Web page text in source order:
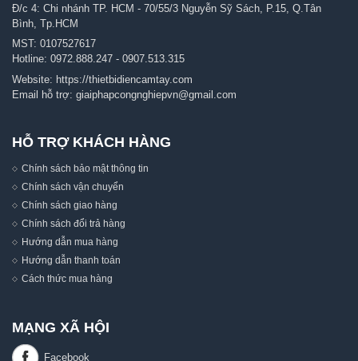
Đ/c 4: Chi nhánh TP. HCM - 70/55/3 Nguyễn Sỹ Sách, P.15, Q.Tân
Bình, Tp.HCM
MST: 0107527617
Hotline: 0972.888.247 - 0907.513.315
Website: https://thietbidiencamtay.com
Email hỗ trợ: giaiphapcongnghiepvn@gmail.com
HỖ TRỢ KHÁCH HÀNG
Chính sách bảo mật thông tin
Chính sách vận chuyển
Chính sách giao hàng
Chính sách đổi trả hàng
Hướng dẫn mua hàng
Hướng dẫn thanh toán
Cách thức mua hàng
MẠNG XÃ HỘI